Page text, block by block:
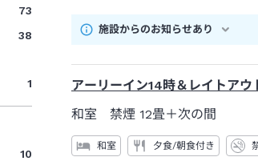
73
38
1
10
施設からのお知らせあり
アーリーイン14時＆レイトアウ
和室 禁煙 12畳＋次の間
和室 夕食/朝食付き